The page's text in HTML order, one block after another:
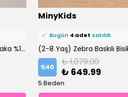
(2-8 Yaş) Mickey Baskılı Bisiklet Yaka %100 Pamuklu Şortlu Takım
MinyKids
⭐️ Bu ürünü14 kişifavoriledi!
8 kişi
✅ Bugün 4 adet satıldı
%40 ₺ 1,079.00
₺ 649.99
5 Beden